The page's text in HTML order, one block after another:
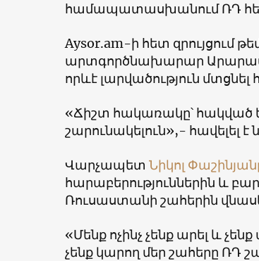
համապատասխանում ՌԴ հետ
Aysor.am-ի հետ զրույցում
արտգործնախարար Արարատ
որևէ լարվածություն
«Ճիշտ հակառակը՝ հակված
շարունակելուն»,- հավելել է
Վարչապետ Նիկոլ
հարաբերություններին և
Ռուսաստանի շահերին
«Մենք ոչինչ չենք արել և
չենք կարող մեր շահերը